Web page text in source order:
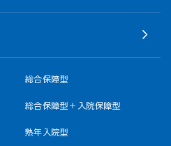
総合保障型
総合保障型＋入院保障型
熟年入院型